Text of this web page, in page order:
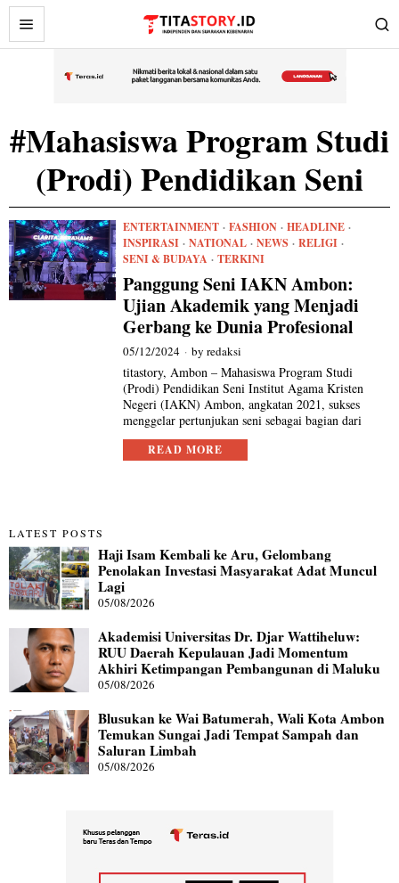
#Mahasiswa Program Studi
(Prodi) Pendidikan Seni
ENTERTAINMENT · FASHION · HEADLINE ·
INSPIRASI · NATIONAL · NEWS · RELIGI ·
SENI & BUDAYA · TERKINI
Panggung Seni IAKN Ambon:
Ujian Akademik yang Menjadi
Gerbang ke Dunia Profesional
05/12/2024 byredaksi
titastory, Ambon – Mahasiswa Program Studi
(Prodi) Pendidikan Seni Institut Agama Kristen
Negeri (IAKN) Ambon, angkatan 2021, sukses
menggelar pertunjukan seni sebagai bagian dari
READ MORE
LATEST POSTS
Haji Isam Kembali ke Aru, Gelombang
Penolakan Investasi Masyarakat Adat Muncul
Lagi
05/08/2026
Akademisi Universitas Dr. Djar Wattiheluw:
RUU Daerah Kepulauan Jadi Momentum
Akhiri Ketimpangan Pembangunan di Maluku
05/08/2026
Blusukan ke Wai Batumerah, Wali Kota Ambon
Temukan Sungai Jadi Tempat Sampah dan
Saluran Limbah
05/08/2026